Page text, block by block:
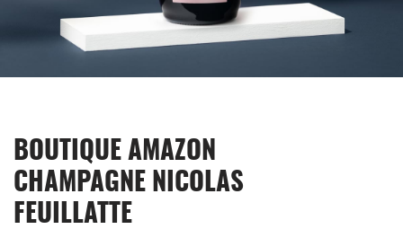
BOUTIQUE AMAZON
CHAMPAGNE NICOLAS
FEUILLATTE